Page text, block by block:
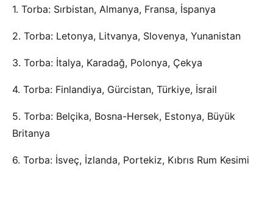
1. Torba: Sırbistan, Almanya, Fransa, İspanya
2. Torba: Letonya, Litvanya, Slovenya, Yunanistan
3. Torba: İtalya, Karadağ, Polonya, Çekya
4. Torba: Finlandiya, Gürcistan, Türkiye, İsrail
5. Torba: Belçika, Bosna-Hersek, Estonya, Büyük
Britanya
6. Torba: İsveç, İzlanda, Portekiz, Kıbrıs Rum Kesimi